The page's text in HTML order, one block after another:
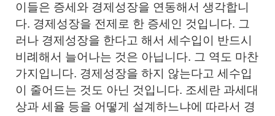
이들은 증세와 경제성장을 연동해서 생각합니
다. 경제성장을 전제로 한 증세인 것입니다. 그
러나 경제성장을 한다고 해서 세수입이 반드시
비례해서 늘어나는 것은 아닙니다. 그 역도 마찬
가지입니다. 경제성장을 하지 않는다고 세수입
이 줄어드는 것도 아닌 것입니다. 조세란 과세대
상과 세율 등을 어떻게 설계하느냐에 따라서 경